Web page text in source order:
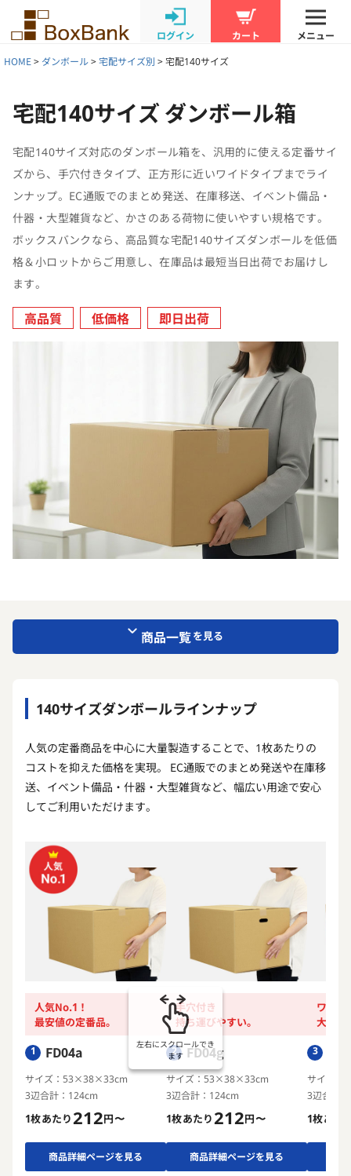
ログイン カート
メニュー
HOME
ダンボール 宅配サイズ別 宅配140サイズ
宅配140サイズ ダンボール箱
宅配140サイズ対応のダンボール箱を、汎用的に使える定番サイ
ズから、手穴付きタイプ、正方形に近いワイドタイプまでライ
ンナップ。EC通販でのまとめ発送、在庫移送、イベント備品・
什器・大型雑貨など、かさのある荷物に使いやすい規格です。
ボックスバンクなら、高品質な宅配140サイズダンボールを低価
格＆小ロットからご用意し、在庫品は最短当日出荷でお届けし
ます。
高品質 低価格 即日出荷
商品一覧を見る
140サイズダンボールラインナップ
人気の定番商品を中心に大量製造することで、1枚あたりの
コストを抑えた価格を実現。 EC通販でのまとめ発送や在庫移
送、イベント備品・什器・大型雑貨など、幅広い用途で安心
してご利用いただけます。
人気No.1！
最安値の定番品。
1 FD04a
サイズ：53×38×33cm
3辺合計：124cm
1枚あたり212円〜
商品詳細ページを見る
手穴付き
持ち運びやすい。
2 FD04g
サイズ：53×38×33cm
3辺合計：124cm
1枚あたり212円〜
商品詳細ページを見る
ワイド
大型雑
3
サイズ
3辺合計
1枚あた
左右にスクロールでき
ます